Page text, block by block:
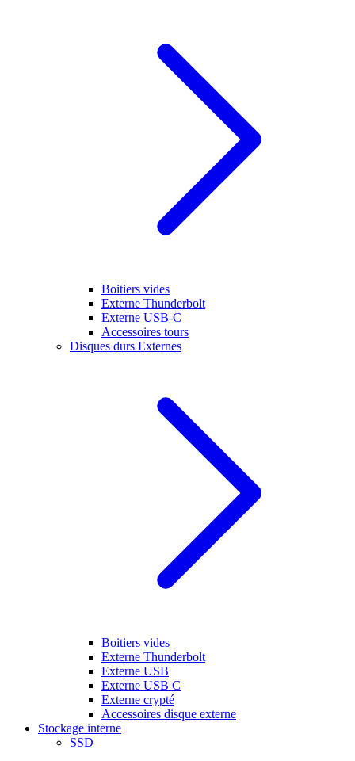
Boitiers vides
Externe Thunderbolt
Externe USB-C
Accessoires tours
Disques durs Externes
Boitiers vides
Externe Thunderbolt
Externe USB
Externe USB C
Externe crypté
Accessoires disque externe
Stockage interne
SSD